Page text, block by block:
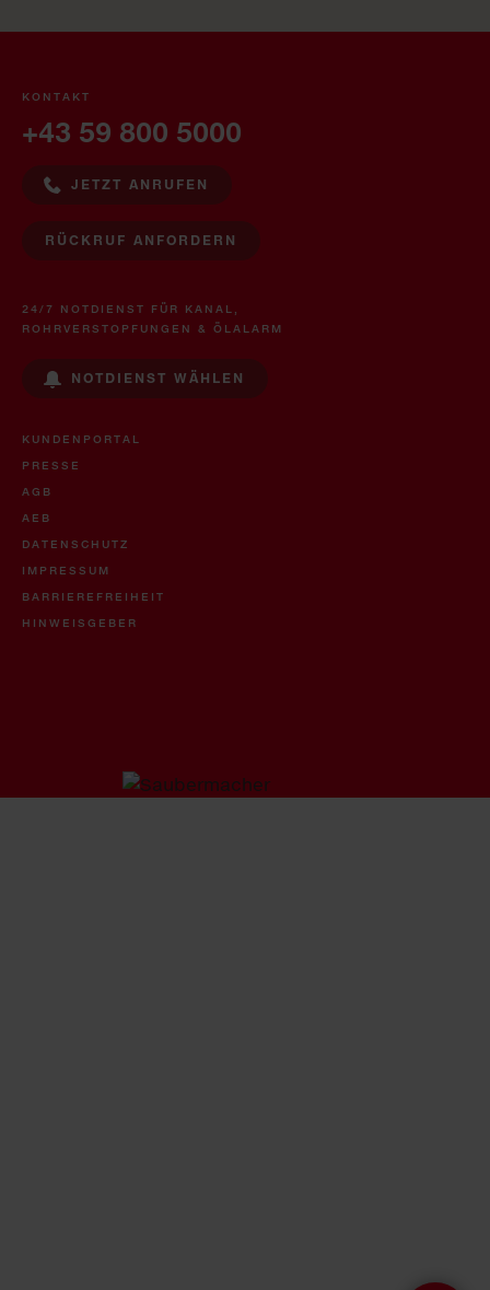
KONTAKT
+43 59 800 5000
JETZT ANRUFEN
RÜCKRUF ANFORDERN
24/7 NOTDIENST FÜR KANAL,
ROHRVERSTOPFUNGEN & ÖLALARM
NOTDIENST WÄHLEN
KUNDENPORTAL
PRESSE
AGB
AEB
DATENSCHUTZ
IMPRESSUM
BARRIEREFREIHEIT
HINWEISGEBER